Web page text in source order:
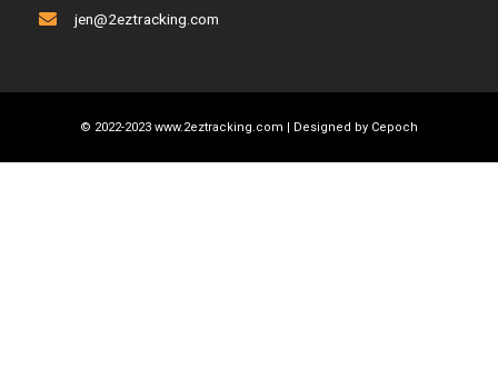
jen@2eztracking.com
© 2022-2023 www.2eztracking.com | Designed by Cepoch